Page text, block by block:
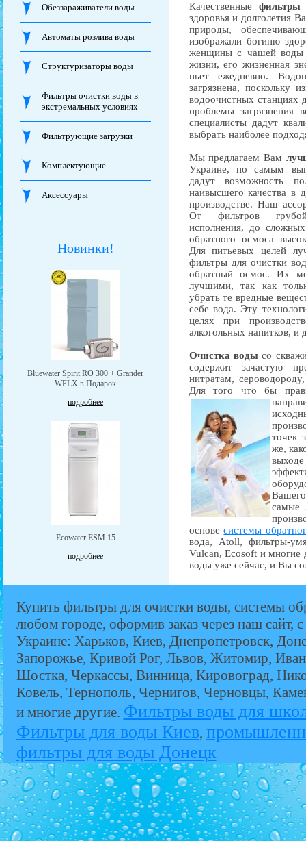
Обеззараживатели воды
Автоматы розлива воды
Структуризаторы воды
Фильтры очистки воды в
экстремальных условиях
Фильтрующие загрузки
Комплектующие
Аксессуары
Новинки!
Bluewater Spirit RO 300 + Grander
WFLX в Подарок
подробнее
Ecowater ESM 15
подробнее
Качественные
здоровья и долголетия
природы,
изображали богиню
женщины с чашей воды
жизни, его жизненная
пьет ежедневно.
загрязнена, поскольку
водоочистных станциях
проблемы загрязнения
специалисты дадут
выбрать наиболее
Мы предлагаем Вам
Украине, по самым
дадут возможность
наивысшего качества в
производстве. Наш
От фильтров
исполнения, до
обратного осмоса
Для питьевых целей
фильтры для очистки
обратный осмос. Их
лучшими, так как
убрать те вредные
себе вода. Эту
целях при
алкогольных напитков, и
Очистка водысо
содержит зачастую
нитратам,
Для того что бы
точек
же,
самые
основесистемы
вода, Atoll, фильтры-
Vulcan, Ecosoft и многие
воды уже сейчас, и Вы
Купить фильтры для очистки воды, системы
любом городе, оформив заказ через наш сайт,
Украине: Харьков, Киев, Днепропетровск,
Запорожье, Кривой Рог, Львов, Житомир,
Шостка, Черкассы, Винница, Кировоград,
Ковель, Тернополь, Чернигов, Черновцы,
и многие другие. Фильтры воды для
Фильтры для воды Киев,
фильтры для воды Донецк